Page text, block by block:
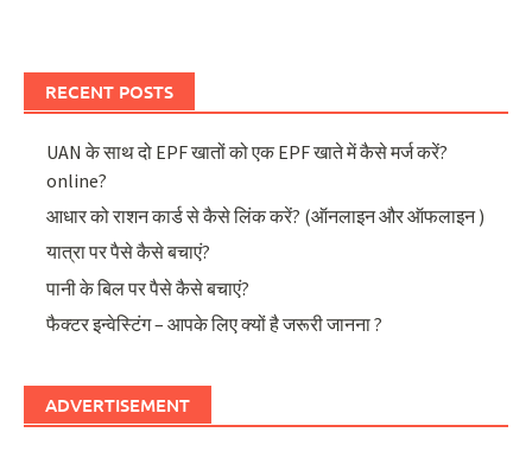
RECENT POSTS
UAN के साथ दो EPF खातों को एक EPF खाते में कैसे मर्ज करें?
online?
आधार को राशन कार्ड से कैसे लिंक करें? (ऑनलाइन और ऑफलाइन )
यात्रा पर पैसे कैसे बचाएं?
पानी के बिल पर पैसे कैसे बचाएं?
फैक्टर इन्वेस्टिंग – आपके लिए क्यों है जरूरी जानना ?
ADVERTISEMENT